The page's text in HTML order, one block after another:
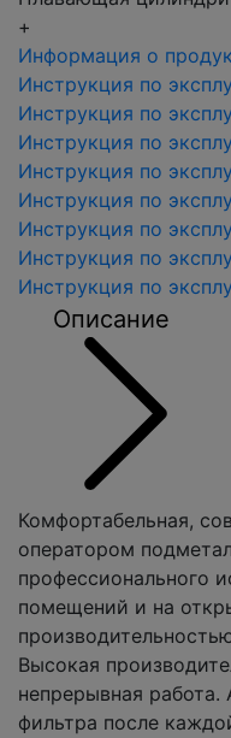
+
Информация о
Инструкция по
Инструкция по
Инструкция по
Инструкция по
Инструкция по
Инструкция по
Инструкция по
Инструкция по
Описание
Комфортабельная,
оператором
профессионального
помещений и на
Высокая
непрерывная работа.
фильтра после